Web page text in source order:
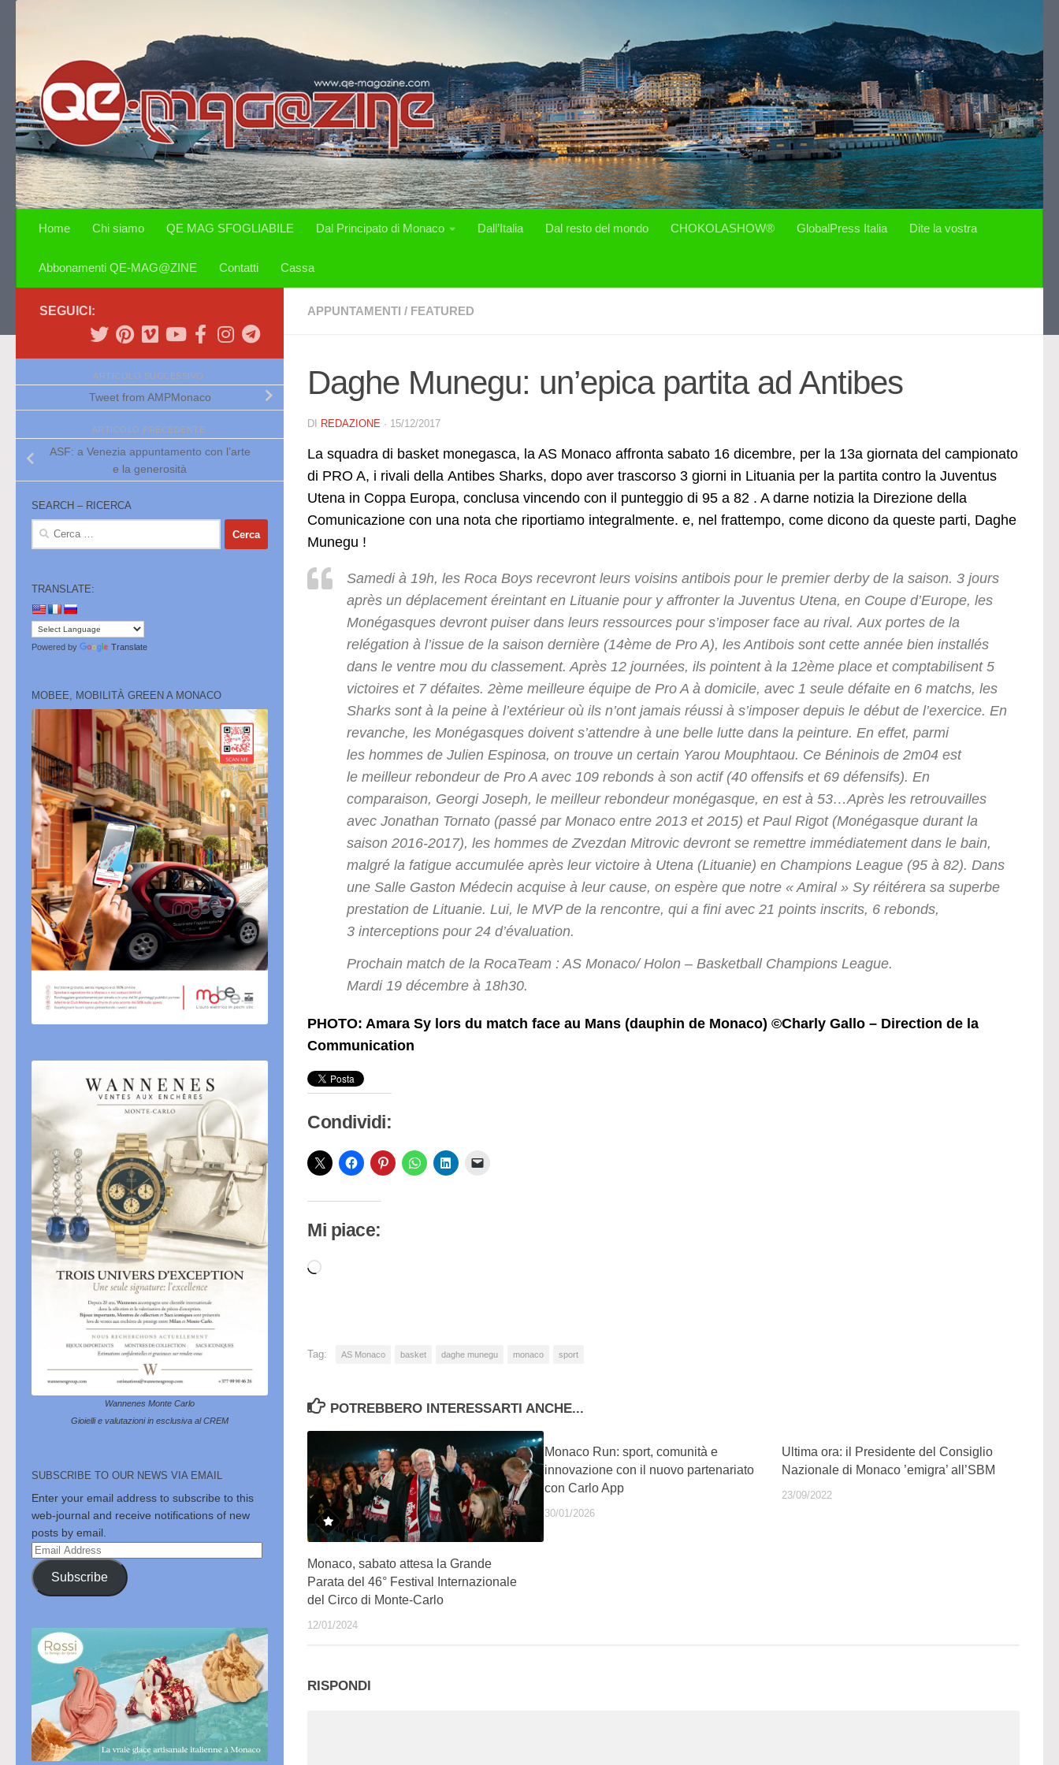
Home Chi siamo QE MAG SFOGLIABILE Dal Principato di Monaco Dall’Italia Dal resto del mondo CHOKOLASHOW® GlobalPress Italia Dite la vostra
Abbonamenti QE-MAG@ZINE Contatti Cassa
APPUNTAMENTI / FEATURED
Daghe Munegu: un’epica partita ad Antibes
DI REDAZIONE · 15/12/2017
La squadra di basket monegasca, la AS Monaco affronta sabato 16 dicembre, per la 13a giornata del campionato
di PRO A, i rivali della Antibes Sharks, dopo aver trascorso 3 giorni in Lituania per la partita contro la Juventus
Utena in Coppa Europa, conclusa vincendo con il punteggio di 95 a 82 . A darne notizia la Direzione della
Comunicazione con una nota che riportiamo integralmente. e, nel frattempo, come dicono da queste parti, Daghe
Munegu !
Samedi à 19h, les Roca Boys recevront leurs voisins antibois pour le premier derby de la saison. 3 jours
après un déplacement éreintant en Lituanie pour y affronter la Juventus Utena, en Coupe d’Europe, les
Monégasques devront puiser dans leurs ressources pour s’imposer face au rival. Aux portes de la
relégation à l’issue de la saison dernière (14ème de Pro A), les Antibois sont cette année bien installés
dans le ventre mou du classement. Après 12 journées, ils pointent à la 12ème place et comptabilisent 5
victoires et 7 défaites. 2ème meilleure équipe de Pro A à domicile, avec 1 seule défaite en 6 matchs, les
Sharks sont à la peine à l’extérieur où ils n’ont jamais réussi à s’imposer depuis le début de l’exercice. En
revanche, les Monégasques doivent s’attendre à une belle lutte dans la peinture. En effet, parmi
les hommes de Julien Espinosa, on trouve un certain Yarou Mouphtaou. Ce Béninois de 2m04 est
le meilleur rebondeur de Pro A avec 109 rebonds à son actif (40 offensifs et 69 défensifs). En
comparaison, Georgi Joseph, le meilleur rebondeur monégasque, en est à 53…Après les retrouvailles
avec Jonathan Tornato (passé par Monaco entre 2013 et 2015) et Paul Rigot (Monégasque durant la
saison 2016-2017), les hommes de Zvezdan Mitrovic devront se remettre immédiatement dans le bain,
malgré la fatigue accumulée après leur victoire à Utena (Lituanie) en Champions League (95 à 82). Dans
une Salle Gaston Médecin acquise à leur cause, on espère que notre « Amiral » Sy réitérera sa superbe
prestation de Lituanie. Lui, le MVP de la rencontre, qui a fini avec 21 points inscrits, 6 rebonds,
3 interceptions pour 24 d’évaluation.
Prochain match de la RocaTeam : AS Monaco/ Holon – Basketball Champions League.
Mardi 19 décembre à 18h30.
PHOTO: Amara Sy lors du match face au Mans (dauphin de Monaco) ©Charly Gallo – Direction de la
Communication
Condividi:
Mi piace:
Caricamento
Tag: AS Monaco basket daghe munegu monaco sport
POTREBBERO INTERESSARTI ANCHE...
Monaco, sabato attesa la Grande
Parata del 46° Festival Internazionale
del Circo di Monte-Carlo
12/01/2024
Monaco Run: sport, comunità e
innovazione con il nuovo partenariato
con Carlo App
30/01/2026
Ultima ora: il Presidente del Consiglio
Nazionale di Monaco ’emigra’ all’SBM
23/09/2022
RISPONDI
SEGUICI:
ARTICOLO SUCCESSIVO
Tweet from AMPMonaco
ARTICOLO PRECEDENTE
ASF: a Venezia appuntamento con l’arte
e la generosità
SEARCH – RICERCA
Ricerca
per:
TRANSLATE:
Powered by Translate
MOBEE, MOBILITÀ GREEN A MONACO
Wannenes Monte Carlo
Gioielli e valutazioni in esclusiva al CREM
SUBSCRIBE TO OUR NEWS VIA EMAIL
Enter your email address to subscribe to this
web-journal and receive notifications of new
posts by email.
Email
Address
Subscribe